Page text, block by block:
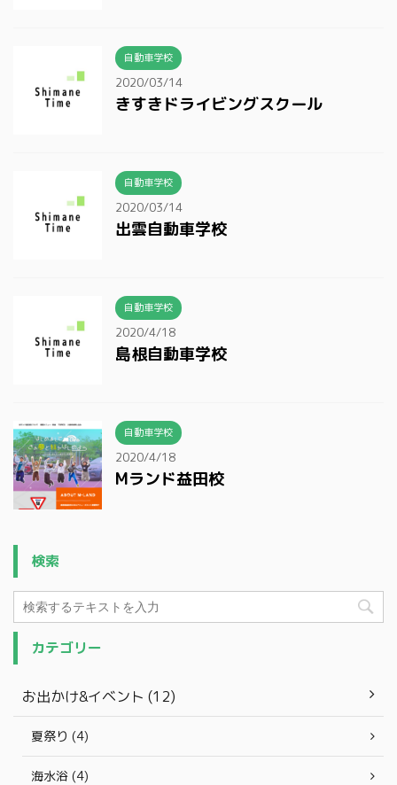
自動車学校
2020/03/14
きすきドライビングスクール
自動車学校
2020/03/14
出雲自動車学校
自動車学校
2020/4/18
島根自動車学校
自動車学校
2020/4/18
Mランド益田校
検索
カテゴリー
お出かけ&イベント (12)
夏祭り (4)
海水浴 (4)